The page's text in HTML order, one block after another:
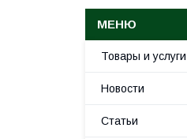
Товары и услуги
Новости
Статьи